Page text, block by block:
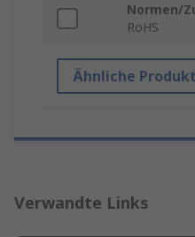
Normen/
RoHS
Ähnliche
Verwandte Links